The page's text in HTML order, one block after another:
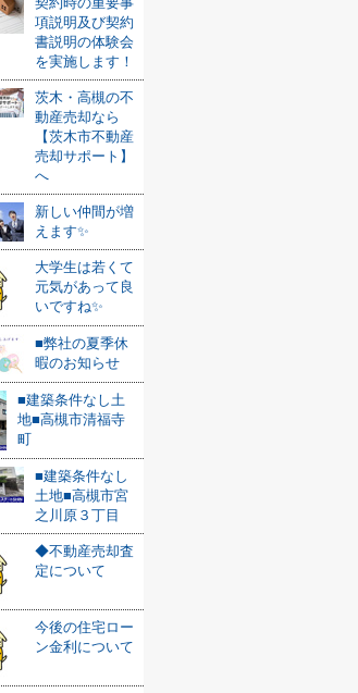
項説明及び契約
書説明の体験会
を実施します！
茨木・高槻の不
動産売却なら
【茨木市不動産
売却サポート】
へ
新しい仲間が増
えます✨
大学生は若くて
元気があって良
いですね✨
■弊社の夏季休
暇のお知らせ
■建築条件なし土
地■高槻市清福寺
町
■建築条件なし
土地■高槻市宮
之川原３丁目
◆不動産売却査
定について
今後の住宅ロー
ン金利について